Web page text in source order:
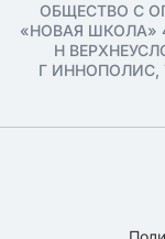
ОБЩЕСТВО С
«НОВАЯ ШКОЛА»
Н
Г ИННОПОЛИС,